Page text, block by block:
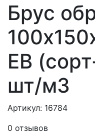
Брус
ЕВ
шт/м3
Артикул: 16784
0 отзывов